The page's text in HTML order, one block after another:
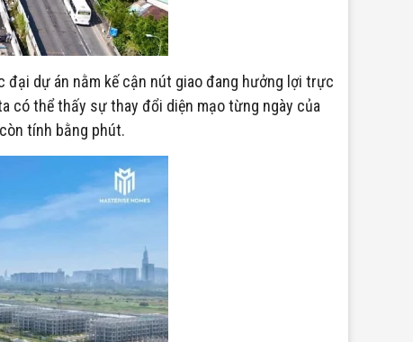
dự án nằm kế cận nút giao đang hưởng lợi trực
có thể thấy sự thay đổi diện mạo từng ngày của
tính bằng phút.